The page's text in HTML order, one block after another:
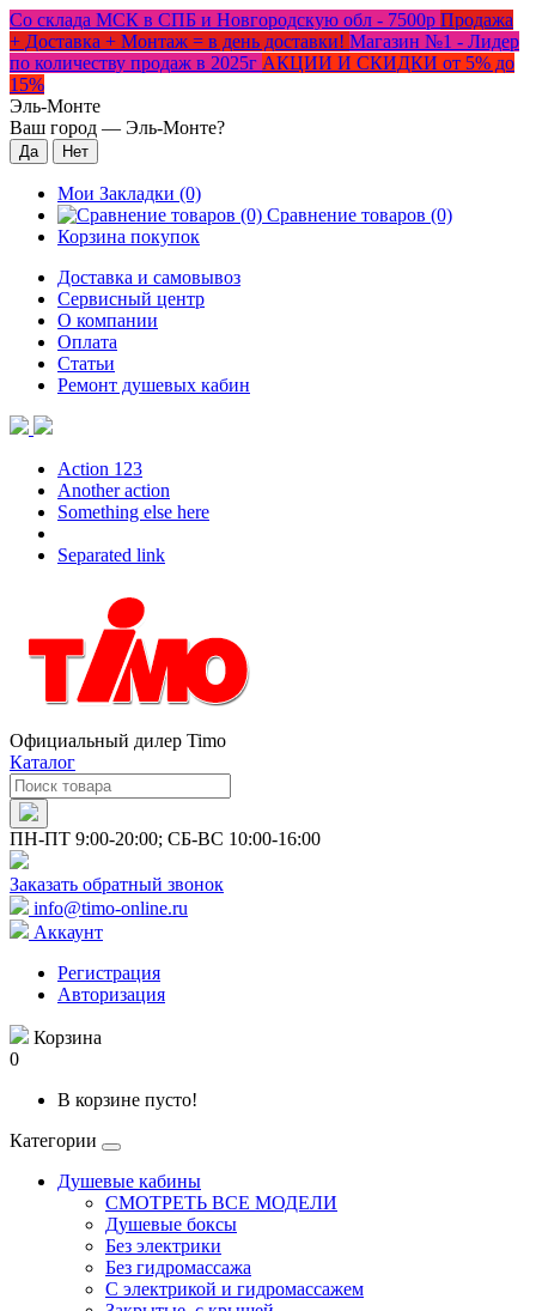
Со склада МСК в СПБ и Новгородскую обл - 7500р Продажа
+ Доставка + Монтаж = в день доставки! Магазин №1 - Лидер
по количеству продаж в 2025г АКЦИИ И СКИДКИ от 5% до
15%
Эль-Монте
Ваш город — Эль-Монте?
Мои Закладки (0)
Сравнение товаров (0)
Корзина покупок
Доставка и самовывоз
Сервисный центр
О компании
Оплата
Статьи
Ремонт душевых кабин
Action 123
Another action
Something else here
Separated link
Официальный дилер Timo
Каталог
ПН-ПТ 9:00-20:00; СБ-ВС 10:00-16:00
Заказать обратный звонок
info@timo-online.ru
Аккаунт
Регистрация
Авторизация
Корзина
0
В корзине пусто!
Категории
Душевые кабины
СМОТРЕТЬ ВСЕ МОДЕЛИ
Душевые боксы
Без электрики
Без гидромассажа
С электрикой и гидромассажем